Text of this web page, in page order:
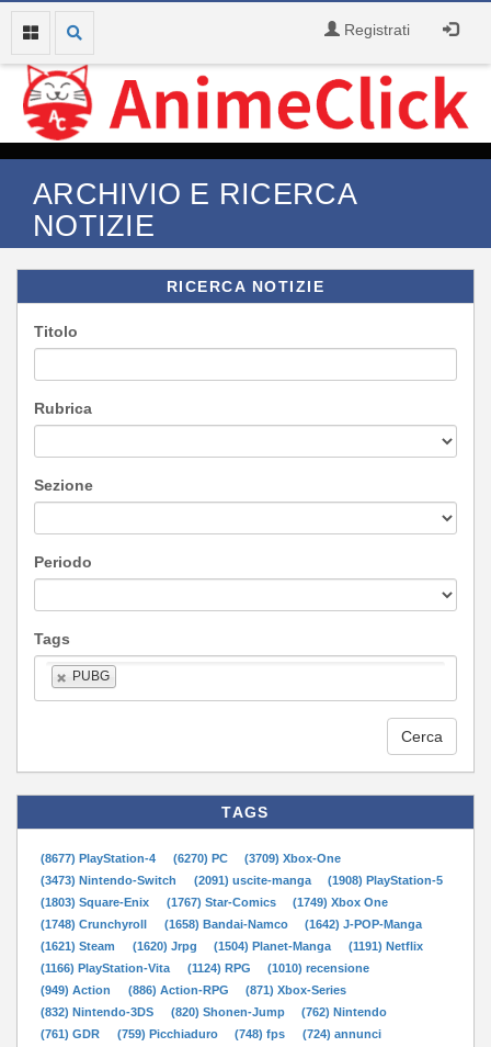
Registrati
ARCHIVIO E RICERCA
NOTIZIE
RICERCA NOTIZIE
Titolo
Rubrica
Sezione
Periodo
Tags
PUBG
Cerca
TAGS
(8677) PlayStation-4 (6270) PC
(3709) Xbox-One
(3473) Nintendo-Switch
(2091) uscite-manga
(1908) PlayStation-5
(1803) Square-Enix
(1767) Star-Comics
(1749) Xbox One
(1748) Crunchyroll
(1658) Bandai-Namco
(1642) J-POP-Manga
(1621) Steam
(1620) Jrpg (1504) Planet-Manga
(1191) Netflix
(1166) PlayStation-Vita
(1124) RPG
(1010) recensione
(949) Action
(886) Action-RPG
(871) Xbox-Series
(832) Nintendo-3DS
(820) Shonen-Jump
(762) Nintendo
(761) GDR
(759) Picchiaduro (748) fps
(724) annunci